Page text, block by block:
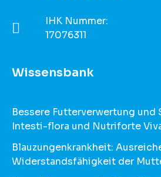
IHK Nummer:
17076311
Wissensbank
Bessere Futterverwertung
Intesti-flora und Nutriforte
Blauzungenkrankheit:
Widerstandsfähigkeit der